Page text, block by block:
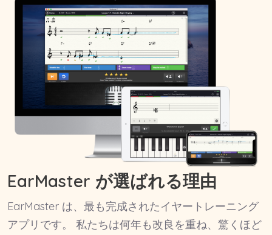
EarMaster が選ばれる理由
EarMaster は、最も完成されたイヤートレーニング
アプリです。 私たちは何年も改良を重ね、驚くほど